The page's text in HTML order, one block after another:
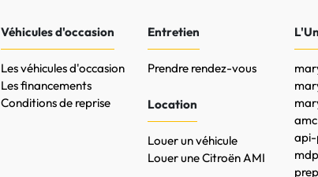
Véhicules d'occasion
Les véhicules d'occasion
Les financements
Conditions de reprise
Entretien
Prendre rendez-vous
Location
Louer un véhicule
Louer une Citroën AMI
api-